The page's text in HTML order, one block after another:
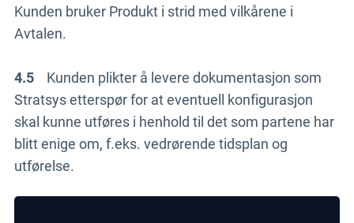
Kunden bruker Produkt i strid med vilkårene i
Avtalen.
4.5
Kunden plikter å levere dokumentasjon som
Stratsys etterspør for at eventuell konfigurasjon
skal kunne utføres i henhold til det som partene har
blitt enige om, f.eks. vedrørende tidsplan og
utførelse.